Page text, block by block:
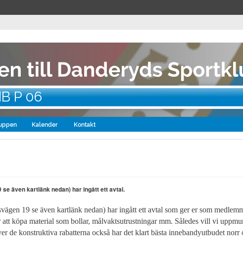
P 06
Kalender Kontakt
även kartlänk nedan) har ingått ett avtal.
19 se även kartlänk nedan) har ingått ett avtal som ger er som
köpa material som bollar, målvaktsutrustningar mm. Således vill vi
de konstruktiva rabatterna också har det klart bästa innebandyutbudet norr